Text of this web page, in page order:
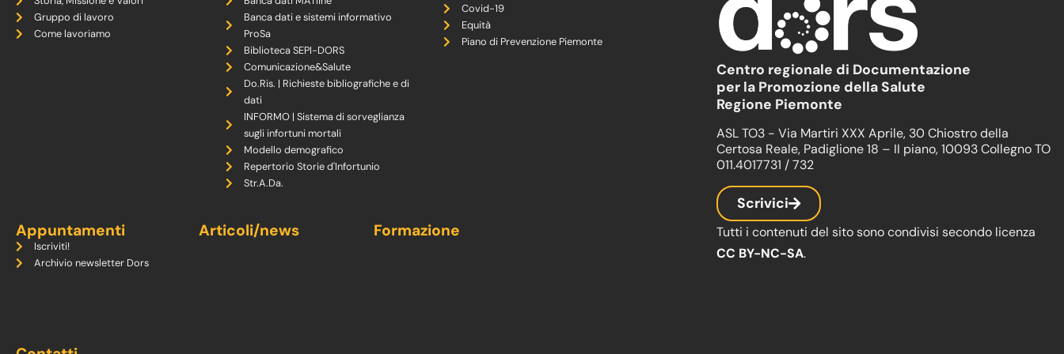
Gruppo di lavoro
Come lavoriamo
Banca dati e sistemi informativo
ProSa
Biblioteca SEPI-DORS
Comunicazione&Salute
Do.Ris. | Richieste bibliografiche e di
dati
INFORMO | Sistema di sorveglianza
sugli infortuni mortali
Modello demografico
Repertorio Storie d'Infortunio
Str.A.Da.
Covid-19
Equità
Piano di Prevenzione Piemonte
Appuntamenti
Iscriviti!
Archivio newsletter Dors
Articoli/news Formazione
Centro regionale di Documentazione
per la Promozione della Salute
Regione Piemonte
ASL TO3 - Via Martiri XXX Aprile, 30 Chiostro della
Certosa Reale, Padiglione 18 – II piano, 10093 Collegno TO
011.4017731 / 732
Scrivici
Tutti i contenuti del sito sono condivisi secondo licenza
CC BY-NC-SA.